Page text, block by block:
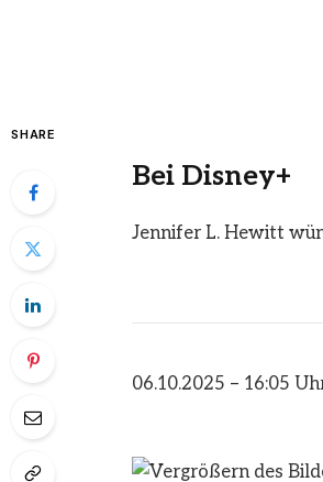
SHARE
Bei Disney+
Jennifer L. Hewitt
06.10.2025 – 16:05